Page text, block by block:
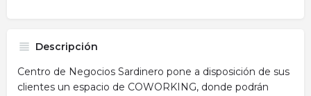
Descripción
Centro de Negocios Sardinero pone a disposición de sus
clientes un espacio de COWORKING, donde podrán